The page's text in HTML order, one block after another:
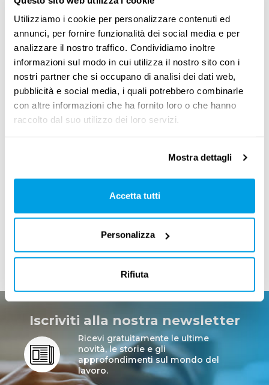
Utilizziamo i cookie per personalizzare contenuti ed
annunci, per fornire funzionalità dei social media e per
analizzare il nostro traffico. Condividiamo inoltre
informazioni sul modo in cui utilizza il nostro sito con i
nostri partner che si occupano di analisi dei dati web,
pubblicità e social media, i quali potrebbero combinarle
con altre informazioni che ha fornito loro o che hanno
raccolto dal suo utilizzo dei loro servizi.
Mostra dettagli
Accetta tutti
Personalizza
Rifiuta
che non tutte le email sono uguali:circa il 20%
dei messaggi che riceviamo assorbono l’80%
della nostra energia. E così è giusto che sia.
Qualunque utente del web è quotidianamente
subissato di messaggi non essenziali e questo
vale a maggior ragione per i managerche,
Iscriviti alla nostra newsletter
Ricevi gratuitamente le ultime
novità, le storie e gli
approfondimenti sul mondo del
lavoro.